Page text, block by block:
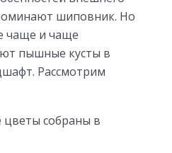
шиповник. Но
чаще и чаще
пышные кусты в
Рассмотрим
собраны в